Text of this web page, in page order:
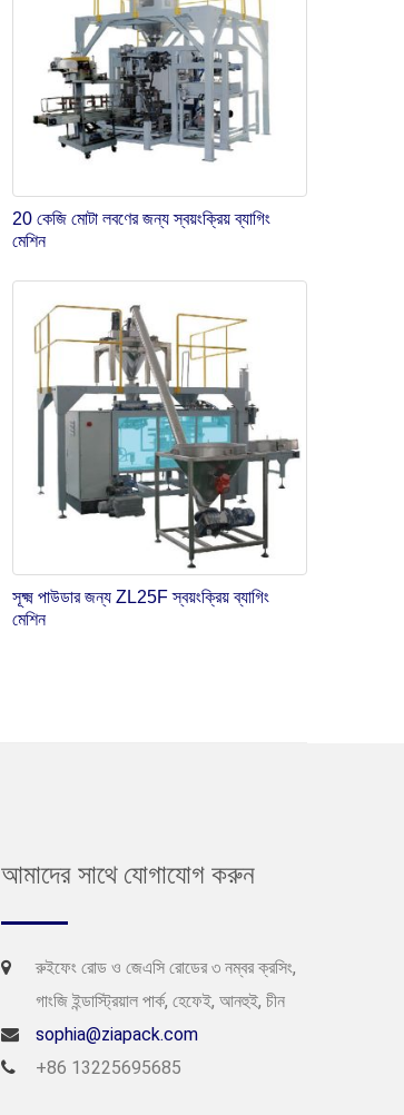
20 কেজি মোটা লবণের জন্য স্বয়ংক্রিয় ব্যাগিং
মেশিন
সূক্ষ্ম পাউডার জন্য ZL25F স্বয়ংক্রিয় ব্যাগিং
মেশিন
আমাদের সাথে যোগাযোগ করুন
রুইফেং রোড ও জেএসি রোডের ৩ নম্বর ক্রসিং,
গাংজি ইন্ডাস্ট্রিয়াল পার্ক, হেফেই, আনহুই, চীন
sophia@ziapack.com
+86 13225695685